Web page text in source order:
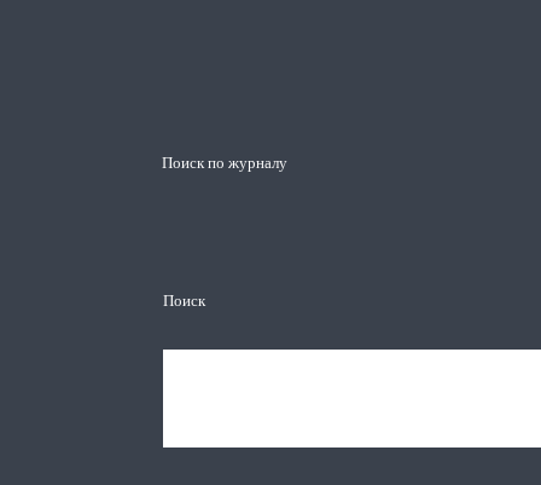
Поиск по журналу
Поиск